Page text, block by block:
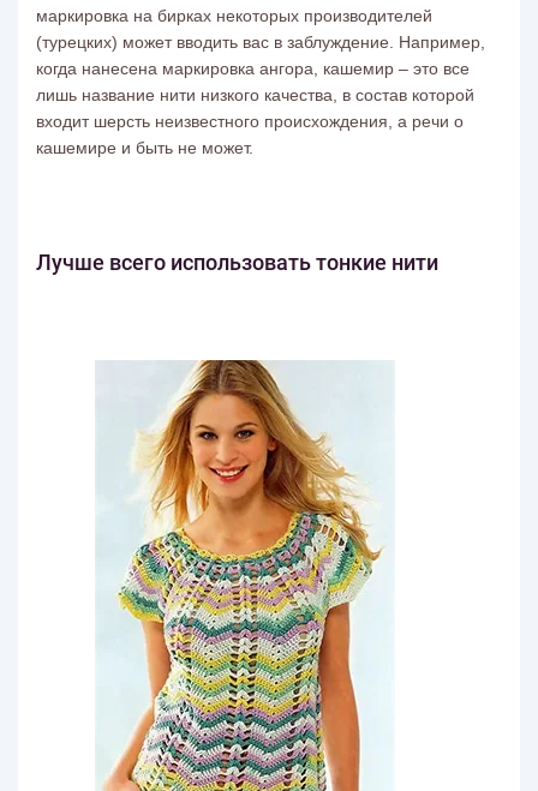
маркировка на бирках некоторых производителей
(турецких) может вводить вас в заблуждение. Например,
когда нанесена маркировка ангора, кашемир – это все
лишь название нити низкого качества, в состав которой
входит шерсть неизвестного происхождения, а речи о
кашемире и быть не может.
Лучше всего использовать тонкие нити